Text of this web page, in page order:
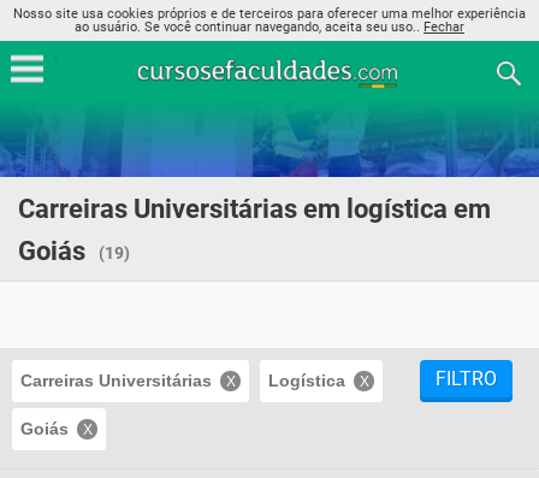
Nosso site usa cookies próprios e de terceiros para oferecer uma melhor experiência
ao usuário. Se você continuar navegando, aceita seu uso.. Fechar
Carreiras Universitárias em logística em
Goiás
(19)
Carreiras Universitárias Logística
Goiás
FILTRO